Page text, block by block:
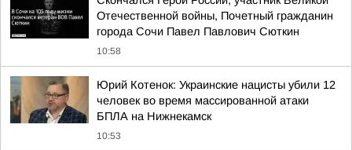
Отечественной войны, Почетный гражданин
города Сочи Павел Павлович Сюткин
10:58
Юрий Котенок: Украинские нацисты убили 12
человек во время массированной атаки
БПЛА на Нижнекамск
10:53